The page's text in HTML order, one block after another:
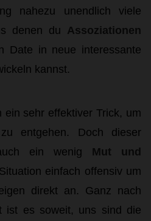
nahezu unendlich viele
denen du Assoziationen
Date in neue interessante
kannst.
ein sehr effektiver Trick, um
entgehen. Doch dieser
ein wenig Mut und
einfach offensiv um
direkt an. Ganz nach
ist es soweit, uns sind die